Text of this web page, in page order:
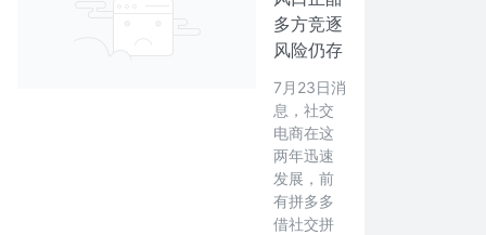
多方竞逐
风险仍存
7月23日消
息，社交
电商在这
两年迅速
发展，前
有拼多多
借社交拼